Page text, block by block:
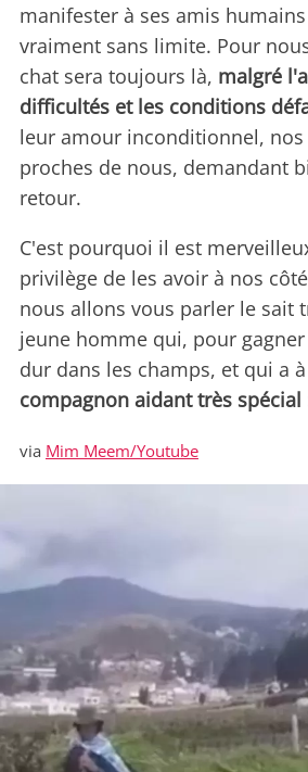
manifester à ses amis
vraiment sans limite. Pour
chat sera toujours là, malgré
difficultés et les conditions
leur amour inconditionnel,
proches de nous, demandant
retour.
C'est pourquoi il est
privilège de les avoir à nos
nous allons vous parler le sait
jeune homme qui, pour
dur dans les champs, et qui a
compagnon aidant très spécial
via Mim Meem/Youtube